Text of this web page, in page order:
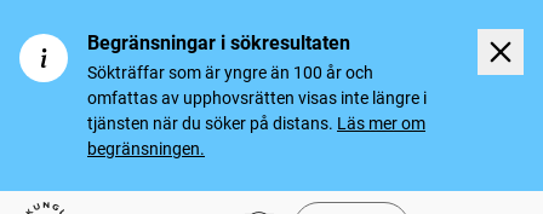
Begränsningar i sökresultaten
Sökträffar som är yngre än 100 år och
omfattas av upphovsrätten visas inte längre i
tjänsten när du söker på distans. Läs mer om
begränsningen.